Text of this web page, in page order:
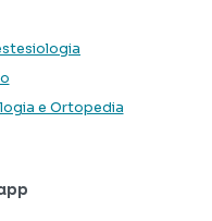
e Ortopedia